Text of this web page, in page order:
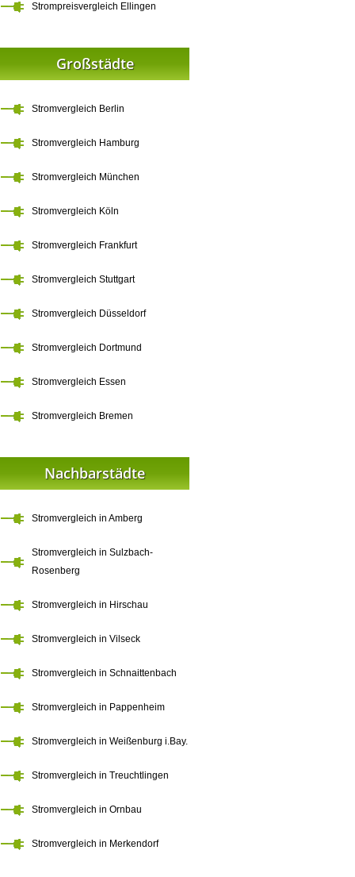
Strompreisvergleich Ellingen
Großstädte
Stromvergleich Berlin
Stromvergleich Hamburg
Stromvergleich München
Stromvergleich Köln
Stromvergleich Frankfurt
Stromvergleich Stuttgart
Stromvergleich Düsseldorf
Stromvergleich Dortmund
Stromvergleich Essen
Stromvergleich Bremen
Nachbarstädte
Stromvergleich in Amberg
Stromvergleich in Sulzbach-
Rosenberg
Stromvergleich in Hirschau
Stromvergleich in Vilseck
Stromvergleich in Schnaittenbach
Stromvergleich in Pappenheim
Stromvergleich in Weißenburg i.Bay.
Stromvergleich in Treuchtlingen
Stromvergleich in Ornbau
Stromvergleich in Merkendorf